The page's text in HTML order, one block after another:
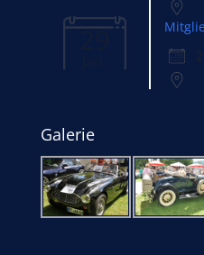
29
Galerie